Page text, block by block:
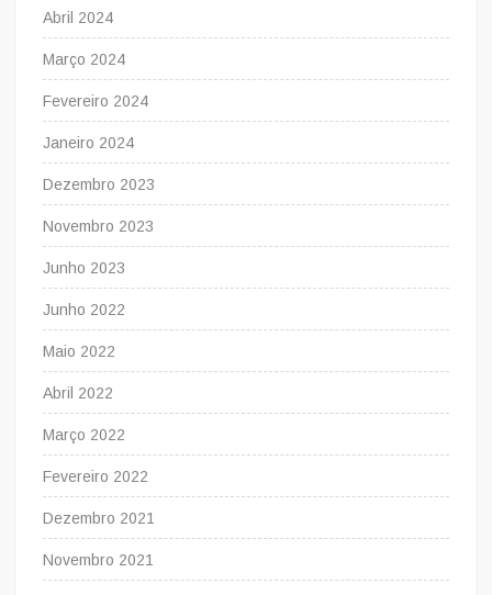
Abril 2024
Março 2024
Fevereiro 2024
Janeiro 2024
Dezembro 2023
Novembro 2023
Junho 2023
Junho 2022
Maio 2022
Abril 2022
Março 2022
Fevereiro 2022
Dezembro 2021
Novembro 2021